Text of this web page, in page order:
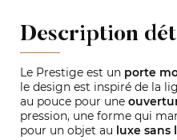
Description
Le Prestige est un porte
le design est inspiré de la
au pouce pour une
pression, une forme qui
pour un objet au luxe sans